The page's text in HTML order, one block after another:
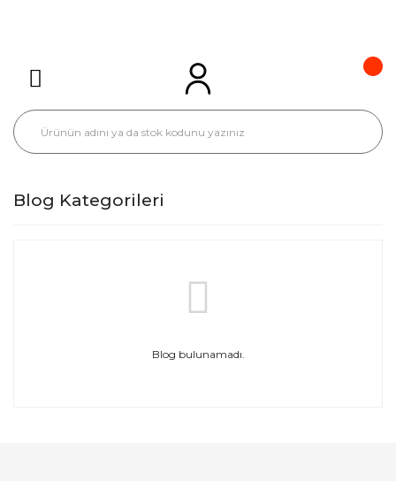
Blog Kategorileri
Blog bulunamadı.